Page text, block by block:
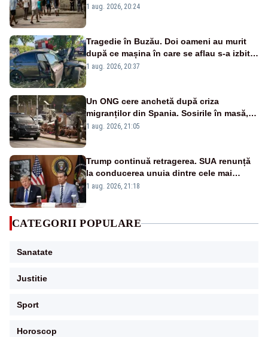
semnat scrisoarea
1 aug. 2026, 20:24
Tragedie în Buzău. Doi oameni au murit
după ce mașina în care se aflau s-a izbit
violent de un copac
1 aug. 2026, 20:37
Un ONG cere anchetă după criza
migranților din Spania. Sosirile în masă,
imposibile fără ”acordul autorităților”
1 aug. 2026, 21:05
Trump continuă retragerea. SUA renunță
la conducerea unuia dintre cele mai
importante programe militare pentru
1 aug. 2026, 21:18
CATEGORII POPULARE
Sanatate
Justitie
Sport
Horoscop